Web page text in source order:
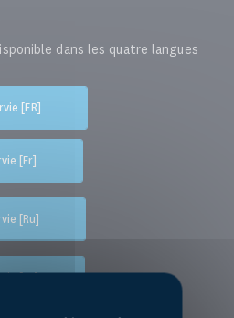
dans les quatre langues
[FR]
[Fr]
[Ru]
[Ar]